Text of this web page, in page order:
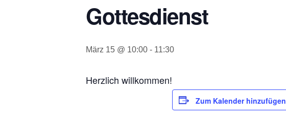
Gottesdienst
März 15 @ 10:00 - 11:30
Herzlich willkommen!
Zum Kalender hinzufügen